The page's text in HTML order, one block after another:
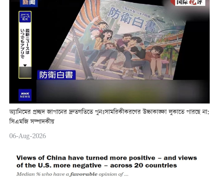
অ্যানিমের প্রচ্ছদ জাপানের দ্রুতগতিতে পুনঃসামরিকীকরণের উচ্চাকাঙ্ক্ষা লুকাতে পারছে না:
সিএমজি সম্পাদকীয়
06-Aug-2026